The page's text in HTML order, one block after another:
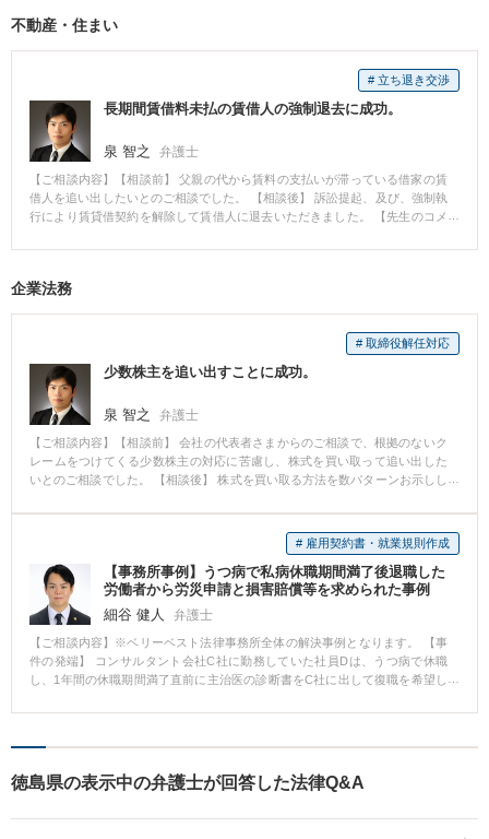
た。 担当弁護士らは、関連する現場などにも足を運び、事件を注意深く分析
検討した上で、最終的には担当検察官に対し、不起訴を求める終局処分意見
書を提出しました。 Aさんはその翌々日、不起訴釈放となりました。 ■解決の
ポイント 担当弁護士らがAさんと時間をかけて何度も話をし、弁護方針や取
調べ対応について面密に打合せができたことが、事件の早期解決につながり
ました。
連絡を密にしながら活動しました。起訴後、特に実姉には弟の精神的な支え
かされ、冷静な対応ができる人は多くはありません。また、刑事手続は専門
的で複雑あり、説明を一回聞いただけで理解するのは非常に困難です。相談
者が混乱している状況であればなおさらです。そのため、刑事手続の全体像
を理解してもらうため、丁寧で分かりやすい説明を繰り返します。また、実
際の刑事弁護活動において、不起訴となるか、刑が減刑されるかは、刑事手
続の知識と経験が重要になります。その点、検察官として多くの事件に携わ
った経験から、状況を正確に分析し、適切な弁護活動を実行していきます。
不動産・住まい
# 立ち退き交渉
長期間賃借料未払の賃借人の強制退去に成功。
泉 智之 弁護士
【ご相談内容】【相談前】 父親の代から賃料の支払いが滞っている借家の賃
借人を追い出したいとのご相談でした。 【相談後】 訴訟提起、及び、強制執
行により賃貸借契約を解除して賃借人に退去いただきました。 【先生のコメ
のことで、ご満足いただきました。
企業法務
# 取締役解任対応
少数株主を追い出すことに成功。
泉 智之 弁護士
【ご相談内容】【相談前】 会社の代表者さまからのご相談で、根拠のないク
レームをつけてくる少数株主の対応に苦慮し、株式を買い取って追い出した
いとのご相談でした。 【相談後】 株式を買い取る方法を数パターンお示しし
追い出すことに成功しました。 【先生のコメント】 会社の状況にあった手段
をともに考え、目標を達成することができました少数株主を追い出すことが
でき、安心して経営に専念することができるようになったと、ご満足いただ
けました。
# 雇用契約書・就業規則作成
【事務所事例】うつ病で私病休職期間満了後退職した
労働者から労災申請と損害賠償等を求められた事例
細谷 健人
弁護士
【ご相談内容】※ベリーベスト法律事務所全体の解決事例となります。 【事
件の発端】 コンサルタント会社C社に勤務していた社員Dは、うつ病で休職
し、1年間の休職期間満了直前に主治医の診断書をC社に出して復職を希望し
断を受けるようDに指示したが、Dは、就業規則の根拠がないことを理由に産
の原因は労働災害の疑いがあるから労災申請手続をして欲しいと求めてきた
が、E部長は、Dの休職は私病によるもので健康保険の傷病手当金も受給して
徳島県の表示中の弁護士が回答した法律Q&A